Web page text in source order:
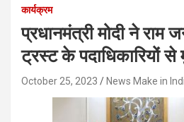
कार्यक्रम
प्रधानमंत्री मोदी ने राम
ट्रस्ट के पदाधिकारियों से
October 25, 2023 News Make in